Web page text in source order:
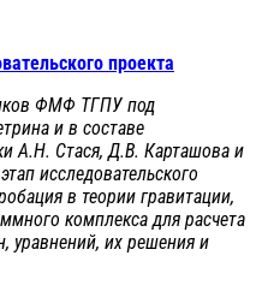
проекта
ФМФ ТГПУ под
и в составе
А.Н. Стася, Д.В. Карташова и
исследовательского
в теории гравитации,
комплекса для расчета
уравнений, их решения и